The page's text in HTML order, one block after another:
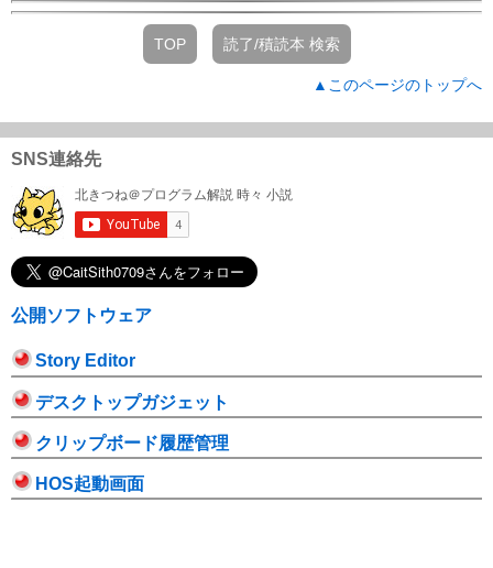
TOP 読了/積読本 検索
▲このページのトップへ
SNS連絡先
公開ソフトウェア
Story Editor
デスクトップガジェット
クリップボード履歴管理
HOS起動画面